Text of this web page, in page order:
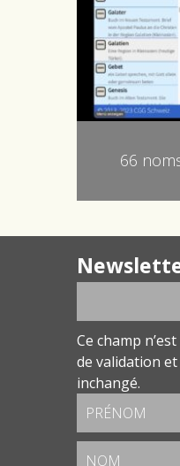
66
Ce champ
de validation
inchangé.